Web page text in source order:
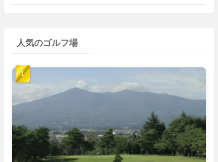
(14)
(103)
(78)
(40)
(22)
(40)
(14)
(22)
(23)
(22)
(26)
人気のゴルフ場